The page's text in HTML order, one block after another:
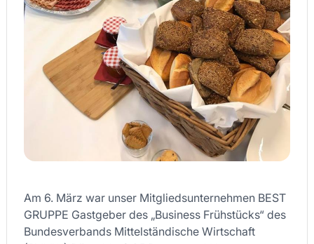
Am 6. März war unser Mitgliedsunternehmen BEST
GRUPPE Gastgeber des „Business Frühstücks“ des
Bundesverbands Mittelständische Wirtschaft